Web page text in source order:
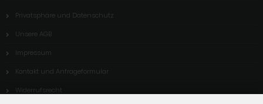
Privatsphäre und Datenschutz
Unsere AGB
Impressum
Kontakt und Anfrageformular
Widerrufsrecht